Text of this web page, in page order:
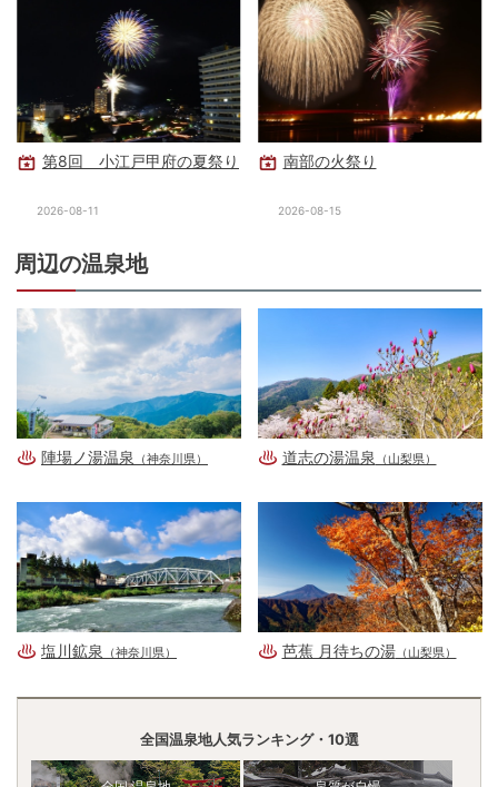
第8回 小江戸甲府の夏祭り
2026-08-11
南部の火祭り
2026-08-15
周辺の温泉地
陣場ノ湯温泉 （神奈川県） 道志の湯温泉 （山梨県）
塩川鉱泉 （神奈川県） 芭蕉 月待ちの湯（山梨県）
全国温泉地人気ランキング・10選